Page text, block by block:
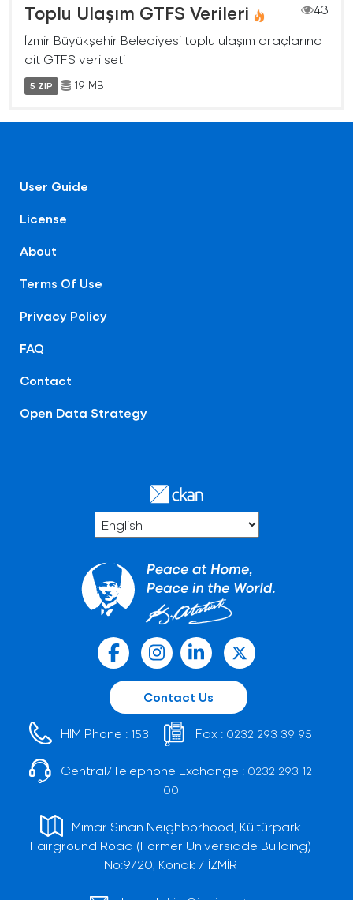
Toplu Ulaşım GTFS Verileri
43
İzmir Büyükşehir Belediyesi toplu ulaşım araçlarına
ait GTFS veri seti
5 ZIP 19 MB
User Guide
License
About
Terms Of Use
Privacy Policy
FAQ
Contact
Open Data Strategy
Contact Us
HIM Phone : 153 Fax : 0232 293 39 95
Central/Telephone Exchange : 0232 293 12
00
Mimar Sinan Neighborhood, Kültürpark
Fairground Road (Former Universiade Building)
No:9/20, Konak / İZMİR